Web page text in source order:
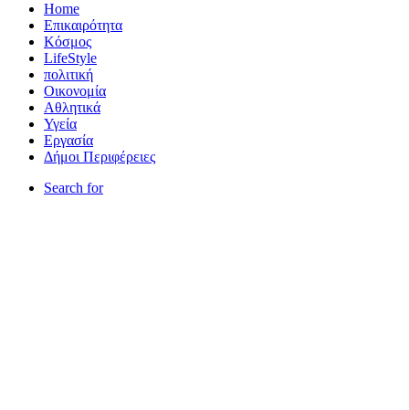
Home
Επικαιρότητα
Κόσμος
LifeStyle
πολιτική
Οικονομία
Αθλητικά
Υγεία
Εργασία
Δήμοι Περιφέρειες
Search for